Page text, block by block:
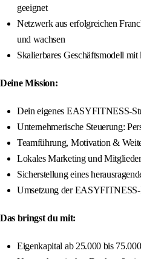
geeignet
Netzwerk aus erfolgreichen
und wachsen
Skalierbares Geschäftsmodell
Deine Mission:
Dein eigenes EASYFITNESS-
Unternehmerische Steuerung:
Teamführung, Motivation &
Lokales Marketing und
Sicherstellung eines
Umsetzung der
Das bringst du mit:
Eigenkapital ab 25.000 bis 75.000